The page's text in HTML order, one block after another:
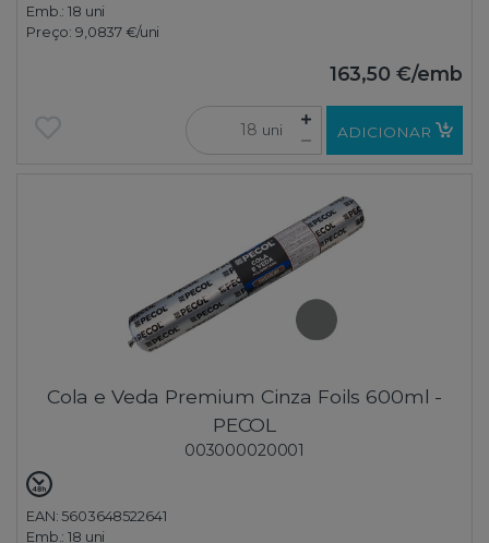
Emb.:18 uni
Preço: 9,0837 €/uni
163,50 €/emb
uni ADICIONAR
Cola e Veda Premium Cinza Foils 600ml -
PECOL
003000020001
EAN: 5603648522641
Emb.:18 uni